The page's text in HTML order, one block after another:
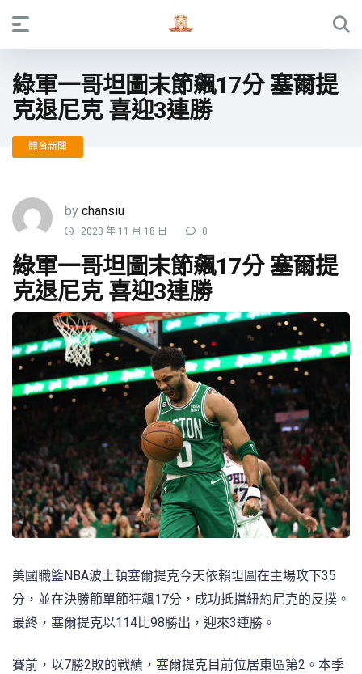
綠軍一哥坦圖末節飆17分 塞爾提
克退尼克 喜迎3連勝
體育新聞
by chansiu
2023 年 11 月 18 日 0
綠軍一哥坦圖末節飆17分 塞爾提
克退尼克 喜迎3連勝
美國職籃NBA波士頓塞爾提克今天依賴坦圖在主場攻下35
分，並在決勝節單節狂飆17分，成功抵擋紐約尼克的反撲。
最終，塞爾提克以114比98勝出，迎來3連勝。
賽前，以7勝2敗的戰績，塞爾提克目前位居東區第2。本季